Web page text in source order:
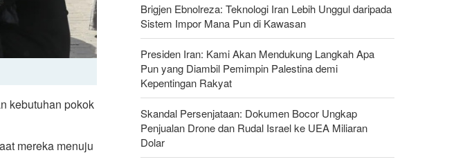
kebutuhan pokok
mereka menuju
Brigjen Ebnolreza: Teknologi Iran Lebih Unggul daripada
Sistem Impor Mana Pun di Kawasan
Presiden Iran: Kami Akan Mendukung Langkah Apa
Pun yang Diambil Pemimpin Palestina demi
Kepentingan Rakyat
Skandal Persenjataan: Dokumen Bocor Ungkap
Penjualan Drone dan Rudal Israel ke UEA Miliaran
Dolar